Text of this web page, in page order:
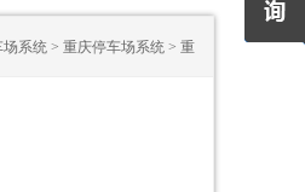
场系统 > 重庆停车场系统 > 重